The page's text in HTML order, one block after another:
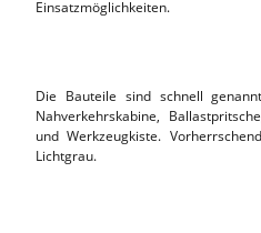
Einsatzmöglichkeiten.
Die Bauteile sind schnell
Nahverkehrskabine,
und Werkzeugkiste.
Lichtgrau.